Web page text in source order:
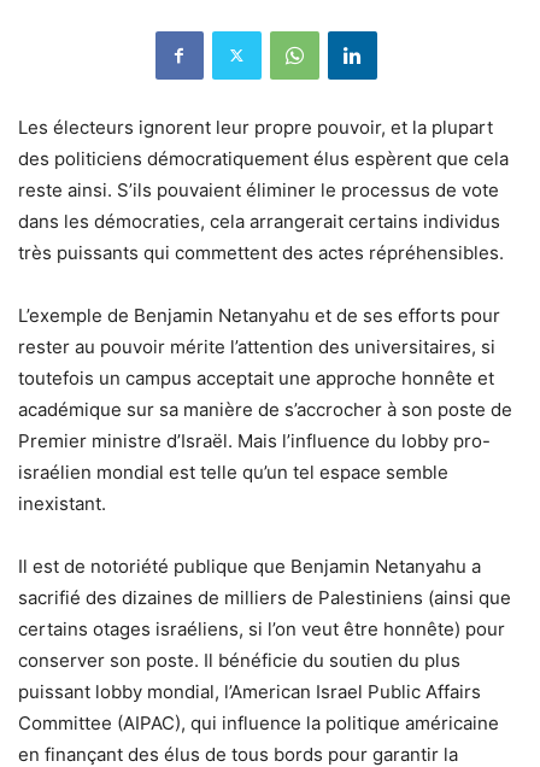
Les électeurs ignorent leur propre pouvoir, et la plupart
des politiciens démocratiquement élus espèrent que cela
reste ainsi. S’ils pouvaient éliminer le processus de vote
dans les démocraties, cela arrangerait certains individus
très puissants qui commettent des actes répréhensibles.
L’exemple de Benjamin Netanyahu et de ses efforts pour
rester au pouvoir mérite l’attention des universitaires, si
toutefois un campus acceptait une approche honnête et
académique sur sa manière de s’accrocher à son poste de
Premier ministre d’Israël. Mais l’influence du lobby pro-
israélien mondial est telle qu’un tel espace semble
inexistant.
Il est de notoriété publique que Benjamin Netanyahu a
sacrifié des dizaines de milliers de Palestiniens (ainsi que
certains otages israéliens, si l’on veut être honnête) pour
conserver son poste. Il bénéficie du soutien du plus
puissant lobby mondial, l’American Israel Public Affairs
Committee (AIPAC), qui influence la politique américaine
en finançant des élus de tous bords pour garantir la